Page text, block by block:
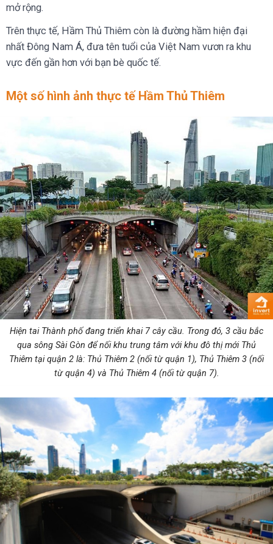
mở rộng.
Trên thực tế, Hầm Thủ Thiêm còn là đường hầm hiện đại
nhất Đông Nam Á, đưa tên tuổi của Việt Nam vươn ra khu
vực đến gần hơn với bạn bè quốc tế.
Một số hình ảnh thực tế Hầm Thủ Thiêm
Hiện tai Thành phố đang triển khai 7 cây cầu. Trong đó, 3 cầu bắc
qua sông Sài Gòn để nối khu trung tâm với khu đô thị mới Thủ
Thiêm tại quận 2 là: Thủ Thiêm 2 (nối từ quận 1), Thủ Thiêm 3 (nối
từ quận 4) và Thủ Thiêm 4 (nối từ quận 7).